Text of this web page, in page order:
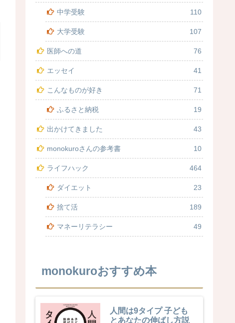
中学受験 110
大学受験 107
医師への道 76
エッセイ 41
こんなものが好き 71
ふるさと納税 19
出かけてきました 43
monokuroさんの参考書 10
ライフハック 464
ダイエット 23
捨て活 189
マネーリテラシー 49
monokuroおすすめ本
人間は9タイプ 子ども
とあなたの伸ばし方説